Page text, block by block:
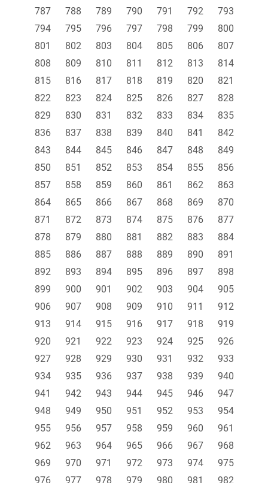
787
788 789 790 791 792
793
794
795 796 797 798 799
800
801
802 803 804 805 806
807
808
809 810 811 812 813
814
815
816 817 818 819 820
821
822
823 824 825 826 827
828
829
830 831 832 833 834
835
836
837 838 839 840 841
842
843
844 845 846 847 848
849
850
851 852 853 854 855
856
857
858 859 860 861 862
863
864
865 866 867 868 869
870
871
872 873 874 875 876
877
878
879 880 881 882 883
884
885
886 887 888 889 890
891
892
893 894 895 896 897
898
899
900 901 902 903 904
905
906
907 908 909 910 911
912
913
914 915 916 917 918
919
920
921 922 923 924 925
926
927
928 929 930 931 932
933
934
935 936 937 938 939
940
941
942 943 944 945 946
947
948
949 950 951 952 953
954
955
956 957 958 959 960
961
962
963 964 965 966 967
968
969
970 971 972 973 974
975
976
977 978 979 980 981
982